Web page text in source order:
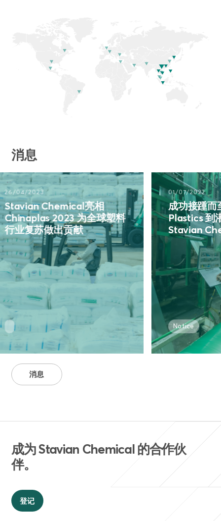
消息
Chemical亮相
2023 为全球塑料
苏做出贡献
01/07/2022
成功接踵而至：从
Plastics 到潜在的
Stavian Chemical
消息
成为 Stavian Chemical 的合作伙
伴。
登记